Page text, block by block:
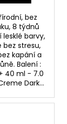
bez
8 týdnů
barvy,
bez stresu,
kapání a
Balení :
40 ml - 7.0
Dark...